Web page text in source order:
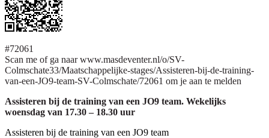
#72061
Scan me of ga naar www.masdeventer.nl/o/SV-
Colmschate33/Maatschappelijke-stages/Assisteren-bij-de-training-
van-een-JO9-team-SV-Colmschate/72061 om je aan te melden
Assisteren bij de training van een JO9 team. Wekelijks
woensdag van 17.30 – 18.30 uur
Assisteren bij de training van een JO9 team